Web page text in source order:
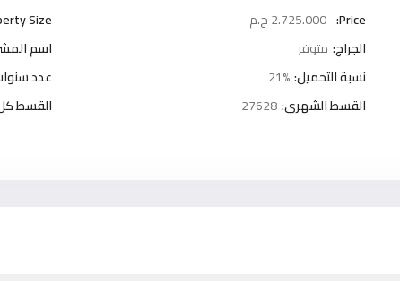
Price:
Size:
الجراج: متوفر اسم
نسبة التحميل:21% عدد
القسط الشهرى:27628 القسط كل 3